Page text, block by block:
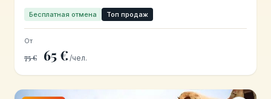
Бесплатная отмена Топ продаж
От
75 € 65 € /чел.